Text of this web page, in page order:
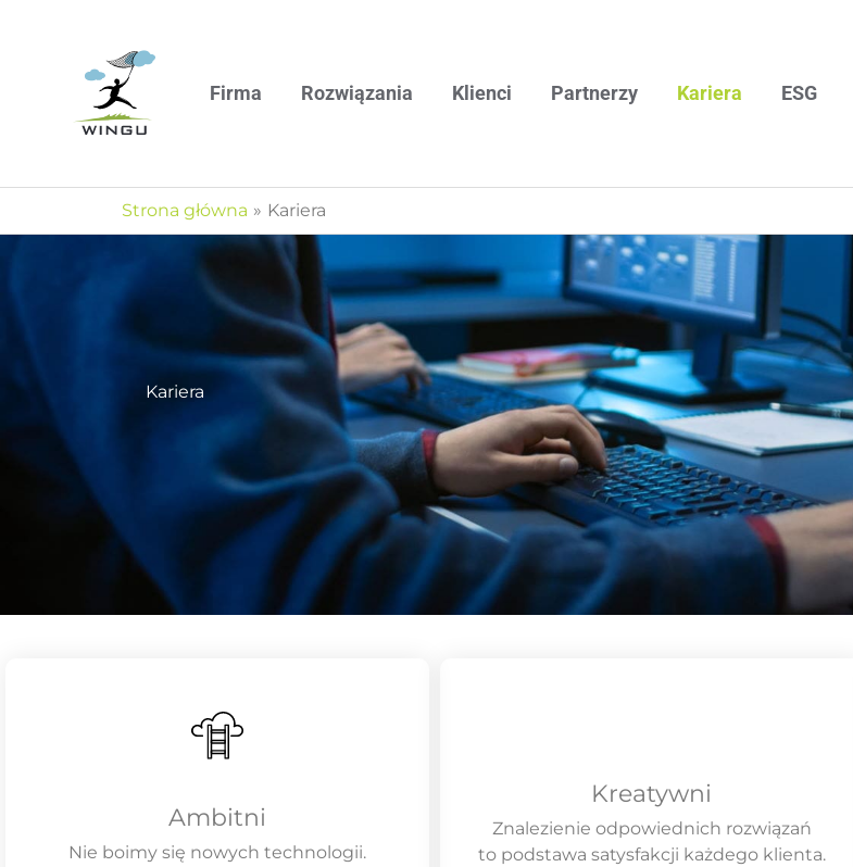
Firma Rozwiązania Klienci Partnerzy Kariera ESG
Strona główna Kariera
Kariera
Ambitni
Nie boimy się nowych technologii.
Kreatywni
Znalezienie odpowiednich rozwiązań
to podstawa satysfakcji każdego klienta.